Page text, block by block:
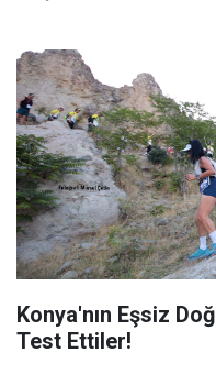
Konya'nın Eşsiz
Test Ettiler!